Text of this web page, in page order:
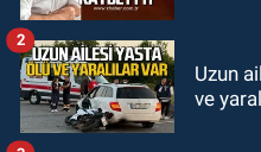
21:11Zonguldak’ta A101
Uzun
ve
2